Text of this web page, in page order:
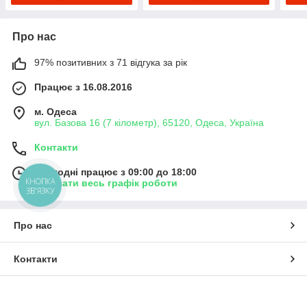
Про нас
97% позитивних з 71 відгука за рік
Працює з 16.08.2016
м. Одеса
вул. Базова 16 (7 кілометр), 65120, Одеса, Україна
Контакти
Сьогодні працює з 09:00 до 18:00
Показати весь графік роботи
Про нас
Контакти
КНОПКА
ЗВ'ЯЗКУ